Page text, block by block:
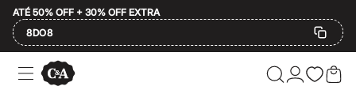
ATÉ 50% OFF + 30% OFF EXTRA
8DO8
Ofertas
Compre por Departamento